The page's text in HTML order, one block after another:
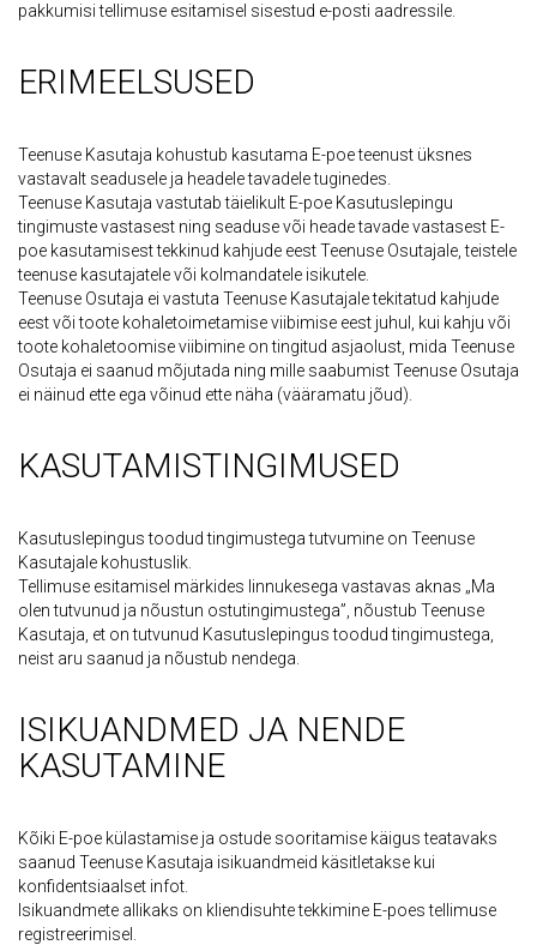
pakkumisi tellimuse esitamisel sisestud e-posti aadressile.
ERIMEELSUSED
Teenuse Kasutaja kohustub kasutama E-poe teenust üksnes
vastavalt seadusele ja headele tavadele tuginedes.
Teenuse Kasutaja vastutab täielikult E-poe Kasutuslepingu
tingimuste vastasest ning seaduse või heade tavade vastasest E-
poe kasutamisest tekkinud kahjude eest Teenuse Osutajale, teistele
teenuse kasutajatele või kolmandatele isikutele.
Teenuse Osutaja ei vastuta Teenuse Kasutajale tekitatud kahjude
eest või toote kohaletoimetamise viibimise eest juhul, kui kahju või
toote kohaletoomise viibimine on tingitud asjaolust, mida Teenuse
Osutaja ei saanud mõjutada ning mille saabumist Teenuse Osutaja
ei näinud ette ega võinud ette näha (vääramatu jõud).
KASUTAMISTINGIMUSED
Kasutuslepingus toodud tingimustega tutvumine on Teenuse
Kasutajale kohustuslik.
Tellimuse esitamisel märkides linnukesega vastavas aknas „Ma
olen tutvunud ja nõustun ostutingimustega”, nõustub Teenuse
Kasutaja, et on tutvunud Kasutuslepingus toodud tingimustega,
neist aru saanud ja nõustub nendega.
ISIKUANDMED JA NENDE
KASUTAMINE
Kõiki E-poe külastamise ja ostude sooritamise käigus teatavaks
saanud Teenuse Kasutaja isikuandmeid käsitletakse kui
konfidentsiaalset infot.
Isikuandmete allikaks on kliendisuhte tekkimine E-poes tellimuse
registreerimisel.